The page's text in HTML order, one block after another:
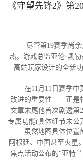
《守望先锋2》第
尽管第19赛季尚余
热。游戏总监亚伦·凯
高端玩家设计的全新
在11月11日赛季中
改进的重要性——正是
文章末尾他首次剧透第
专属功能(具体细节未公
虽然地图具体位置尚
阿根廷、中国甚至火星
焦点活动公布的"亚特